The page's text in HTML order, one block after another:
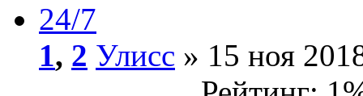
24/7
1, 2 Улисс » 15 ноя